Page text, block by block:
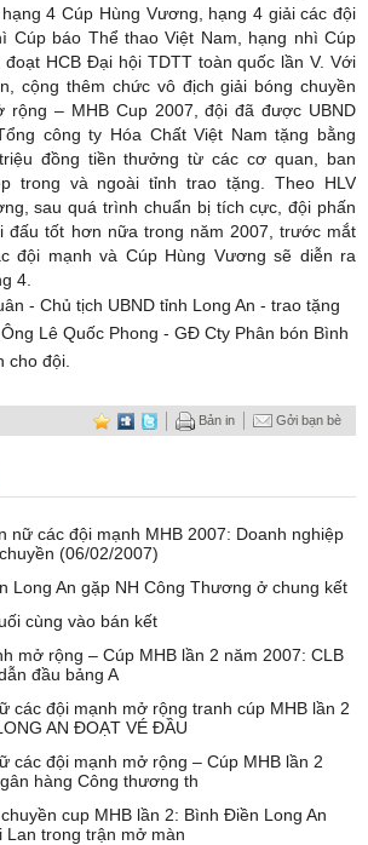
4 Cúp Hùng Vương, hạng 4 giải các đội
Cúp báo Thể thao Việt Nam, hạng nhì Cúp
HCB Đại hội TDTT toàn quốc lần V. Với
cộng thêm chức vô địch giải bóng chuyền
rộng – MHB Cup 2007, đội đã được UBND
công ty Hóa Chất Việt Nam tặng bằng
đồng tiền thưởng từ các cơ quan, ban
trong và ngoài tỉnh trao tặng. Theo HLV
sau quá trình chuẩn bị tích cực, đội phấn
đấu tốt hơn nữa trong năm 2007, trước mắt
đội mạnh và Cúp Hùng Vương sẽ diễn ra
4.
- Chủ tịch UBND tỉnh Long An - trao tặng
Ông Lê Quốc Phong - GĐ Cty Phân bón Bình
cho đội.
Gởi bạn bè
Bản in
nữ các đội mạnh MHB 2007: Doanh nghiệp
(06/02/2007)
Long An gặp NH Công Thương ở chung kết
cùng vào bán kết
mở rộng – Cúp MHB lần 2 năm 2007: CLB
đầu bảng A
các đội mạnh mở rộng tranh cúp MHB lần 2
AN ĐOẠT VÉ ĐẦU
các đội mạnh mở rộng – Cúp MHB lần 2
hàng Công thương th
cup MHB lần 2: Bình Điền Long An
Lan trong trận mở màn